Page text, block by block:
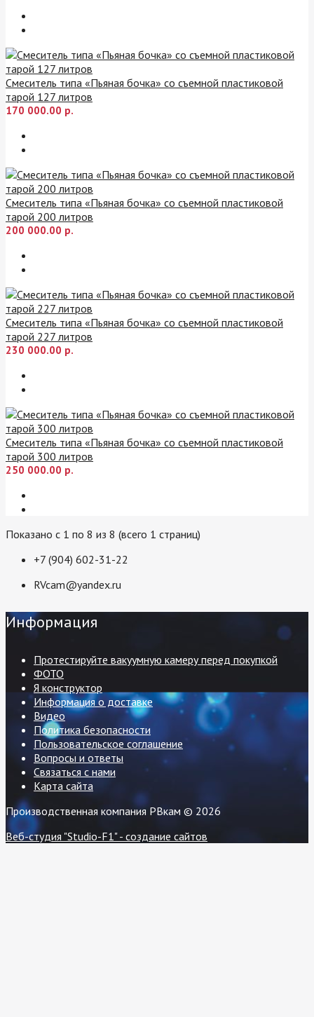
Смеситель типа «Пьяная бочка» со съемной пластиковой
тарой 127 литров
170 000.00 р.
Смеситель типа «Пьяная бочка» со съемной пластиковой
тарой 200 литров
200 000.00 р.
Смеситель типа «Пьяная бочка» со съемной пластиковой
тарой 227 литров
230 000.00 р.
Смеситель типа «Пьяная бочка» со съемной пластиковой
тарой 300 литров
250 000.00 р.
Показано с 1 по 8 из 8 (всего 1 страниц)
+7 (904) 602-31-22
RVcam@yandex.ru
Информация
Протестируйте вакуумную камеру перед покупкой
ФОТО
Я конструктор
Информация о доставке
Видео
Политика безопасности
Пользовательское соглашение
Вопросы и ответы
Связаться с нами
Карта сайта
Производственная компания РВкам © 2026
Веб-студия "Studio-F1" - создание сайтов